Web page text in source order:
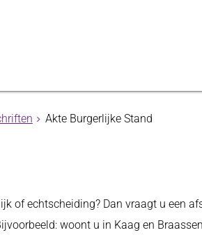
Akte Burgerlijke Stand
of echtscheiding? Dan vraagt u een
woont u in Kaag en